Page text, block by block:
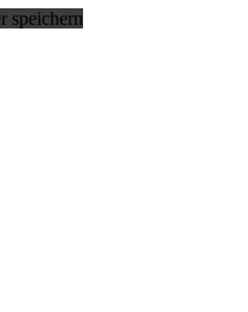
speichern